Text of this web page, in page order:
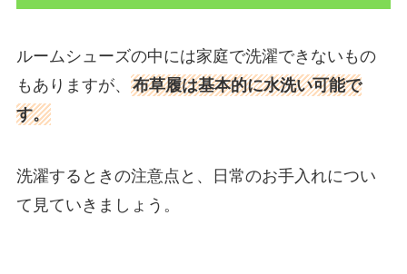
ルームシューズの中には家庭で洗濯できないもの
もありますが、 布草履は基本的に水洗い可能で
す。
洗濯するときの注意点と、日常のお手入れについ
て見ていきましょう。